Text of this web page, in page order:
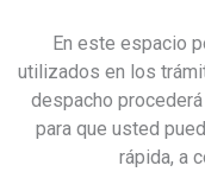
En este espacio
utilizados en los
despacho
para que usted
rápida, a